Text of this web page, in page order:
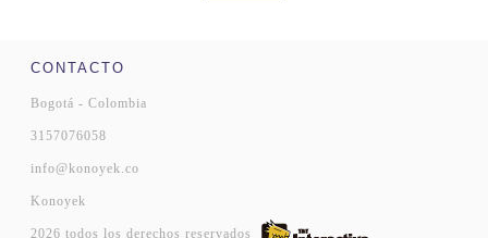
CONTACTO
Bogotá - Colombia
3157076058
info@konoyek.co
Konoyek
2026 todos los derechos reservados